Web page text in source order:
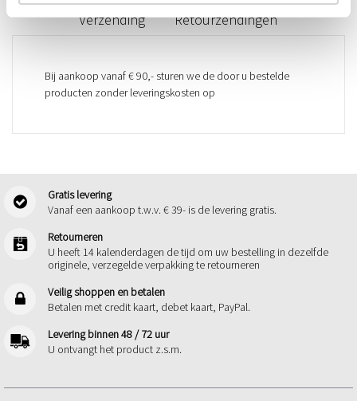
Verzending Retourzendingen
Bij aankoop vanaf € 90,- sturen we de door u bestelde
producten zonder leveringskosten op
Gratis levering
Vanaf een aankoop t.w.v. € 39- is de levering gratis.
Retourneren
U heeft 14 kalenderdagen de tijd om uw bestelling in dezelfde
originele, verzegelde verpakking te retourneren
Veilig shoppen en betalen
Betalen met credit kaart, debet kaart, PayPal.
Levering binnen 48 / 72 uur
U ontvangt het product z.s.m.